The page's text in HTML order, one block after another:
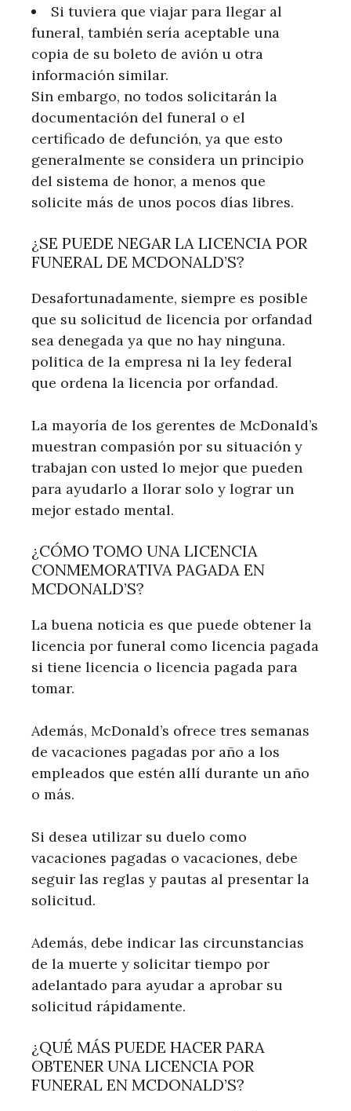
Si tuviera que viajar para llegar al
funeral, también sería aceptable una
copia de su boleto de avión u otra
información similar.
Sin embargo, no todos solicitarán la
documentación del funeral o el
certificado de defunción, ya que esto
generalmente se considera un principio
del sistema de honor, a menos que
solicite más de unos pocos días libres.
¿SE PUEDE NEGAR LA LICENCIA POR
FUNERAL DE MCDONALD’S?
Desafortunadamente, siempre es posible
que su solicitud de licencia por orfandad
sea denegada ya que no hay ninguna.
politica de la empresa ni la ley federal
que ordena la licencia por orfandad.
La mayoría de los gerentes de McDonald’s
muestran compasión por su situación y
trabajan con usted lo mejor que pueden
para ayudarlo a llorar solo y lograr un
mejor estado mental.
¿CÓMO TOMO UNA LICENCIA
CONMEMORATIVA PAGADA EN
MCDONALD’S?
La buena noticia es que puede obtener la
licencia por funeral como licencia pagada
si tiene licencia o licencia pagada para
tomar.
Además, McDonald’s ofrece tres semanas
de vacaciones pagadas por año a los
empleados que estén allí durante un año
o más.
Si desea utilizar su duelo como
vacaciones pagadas o vacaciones, debe
seguir las reglas y pautas al presentar la
solicitud.
Además, debe indicar las circunstancias
de la muerte y solicitar tiempo por
adelantado para ayudar a aprobar su
solicitud rápidamente.
¿QUÉ MÁS PUEDE HACER PARA
OBTENER UNA LICENCIA POR
FUNERAL EN MCDONALD’S?